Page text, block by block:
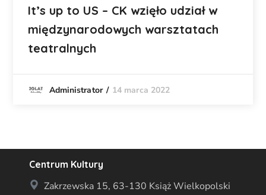
It’s up to US – CK wzięło udział w
międzynarodowych warsztatach
teatralnych
Administrator 14 marca 2022
Centrum Kultury
Zakrzewska 15, 63-130 Książ Wielkopolski